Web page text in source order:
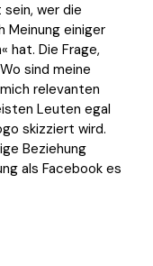
wer die
einiger
hat. Die Frage,
sind meine
relevanten
Leuten egal
skizziert wird.
Beziehung
als Facebook es